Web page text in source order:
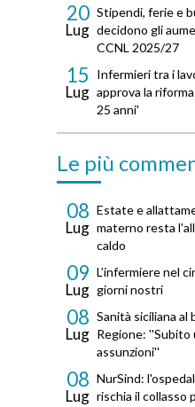
20
Lug
Stipendi, ferie e
decidono gli
CCNL 2025/27
15
Lug
Infermieri tra i
approva la
25 anni'
Le più
08
Lug
Estate e
materno resta
caldo
09
Lug
L’infermiere nel
giorni nostri
08
Lug
Sanità siciliana al
Regione: ''Subito
assunzioni''
08
Lug
NurSind:
rischia il collasso